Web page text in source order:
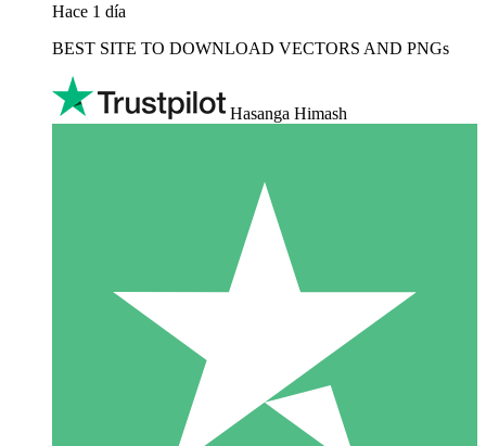
Hace 1 día
BEST SITE TO DOWNLOAD VECTORS AND PNGs
Hasanga Himash